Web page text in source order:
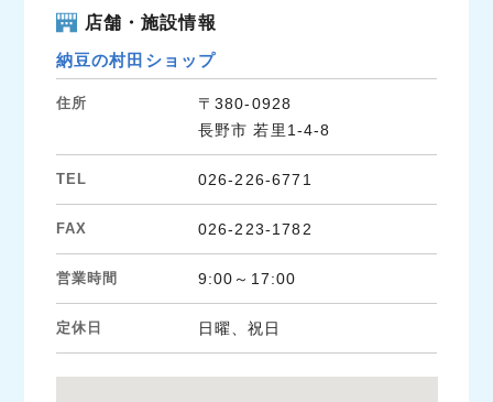
k
店舗・施設情報
納豆の村田ショップ
住所
〒380-0928
長野市 若里1-4-8
TEL 026-226-6771
FAX 026-223-1782
営業時間 9:00～17:00
定休日 日曜、祝日